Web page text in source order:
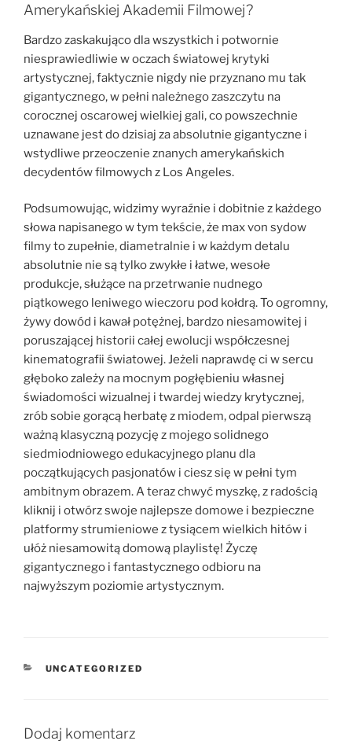
Amerykańskiej Akademii Filmowej?
Bardzo zaskakująco dla wszystkich i potwornie
niesprawiedliwie w oczach światowej krytyki
artystycznej, faktycznie nigdy nie przyznano mu tak
gigantycznego, w pełni należnego zaszczytu na
corocznej oscarowej wielkiej gali, co powszechnie
uznawane jest do dzisiaj za absolutnie gigantyczne i
wstydliwe przeoczenie znanych amerykańskich
decydentów filmowych z Los Angeles.
Podsumowując, widzimy wyraźnie i dobitnie z każdego
słowa napisanego w tym tekście, że max von sydow
filmy to zupełnie, diametralnie i w każdym detalu
absolutnie nie są tylko zwykłe i łatwe, wesołe
produkcje, służące na przetrwanie nudnego
piątkowego leniwego wieczoru pod kołdrą. To ogromny,
żywy dowód i kawał potężnej, bardzo niesamowitej i
poruszającej historii całej ewolucji współczesnej
kinematografii światowej. Jeżeli naprawdę ci w sercu
głęboko zależy na mocnym pogłębieniu własnej
świadomości wizualnej i twardej wiedzy krytycznej,
zrób sobie gorącą herbatę z miodem, odpal pierwszą
ważną klasyczną pozycję z mojego solidnego
siedmiodniowego edukacyjnego planu dla
początkujących pasjonatów i ciesz się w pełni tym
ambitnym obrazem. A teraz chwyć myszkę, z radością
kliknij i otwórz swoje najlepsze domowe i bezpieczne
platformy strumieniowe z tysiącem wielkich hitów i
ułóż niesamowitą domową playlistę! Życzę
gigantycznego i fantastycznego odbioru na
najwyższym poziomie artystycznym.
KATEGORIE
UNCATEGORIZED
Dodaj komentarz